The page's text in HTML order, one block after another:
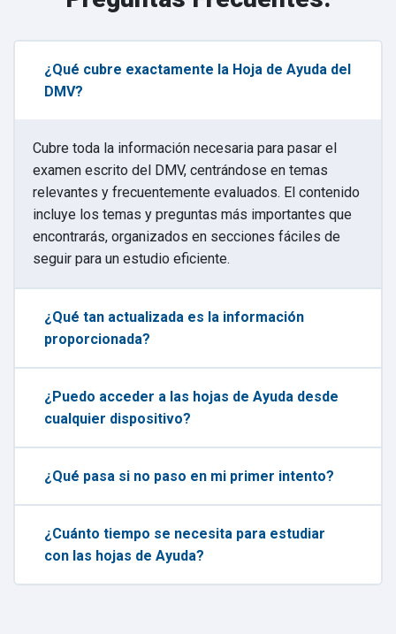
¿Qué cubre exactamente la Hoja de Ayuda del
DMV?
Cubre toda la información necesaria para pasar el
examen escrito del DMV, centrándose en temas
relevantes y frecuentemente evaluados. El contenido
incluye los temas y preguntas más importantes que
encontrarás, organizados en secciones fáciles de
seguir para un estudio eficiente.
¿Qué tan actualizada es la información
proporcionada?
¿Puedo acceder a las hojas de Ayuda desde
cualquier dispositivo?
¿Qué pasa si no paso en mi primer intento?
¿Cuánto tiempo se necesita para estudiar
con las hojas de Ayuda?